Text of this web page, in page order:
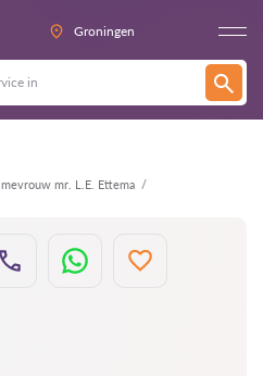
Groningen
mevrouw mr. L.E. Ettema